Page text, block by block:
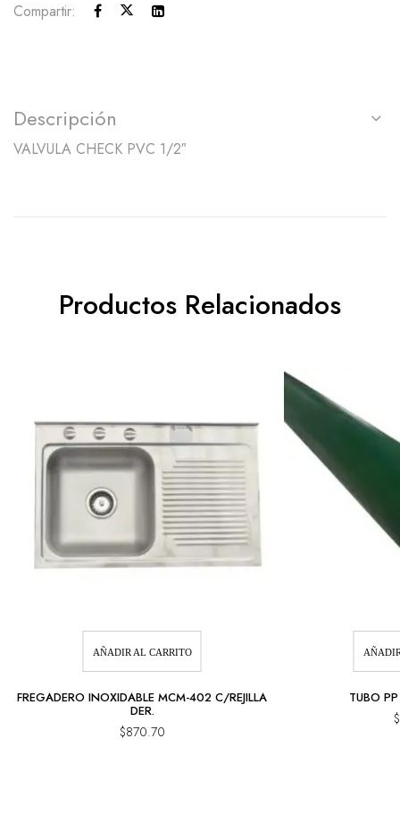
Compartir:
Descripción
VALVULA CHECK PVC 1/2″
Productos Relacionados
AÑADIR AL CARRITO
FREGADERO INOXIDABLE MCM-402 C/REJILLA
DER.
$870.70
TUBO
$